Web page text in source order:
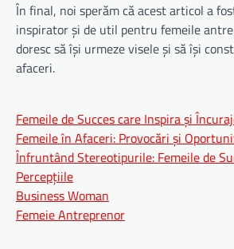
În final, noi sperăm că acest articol a
inspirator și de util pentru femeile
doresc să își urmeze visele și să își
afaceri.
Femeile de Succes care Inspira și
Femeile în Afaceri: Provocări și
Înfruntând Stereotipurile: Femeile de
Percepțiile
Business Woman
Femeie Antreprenor